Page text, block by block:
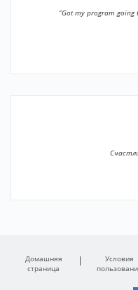
”Got my program going
Домашняя
страница
Условия